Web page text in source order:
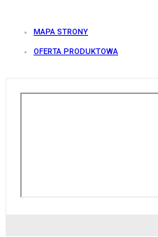
MAPA STRONY
OFERTA PRODUKTOWA